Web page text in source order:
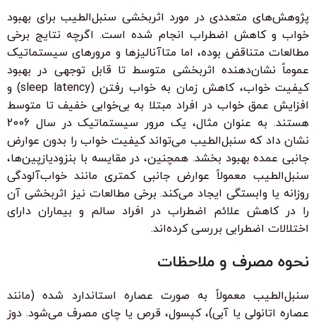
پژوهش‌های متعددی در مورد اثربخشی سنبل‌الطیب برای بهبود
خواب و کاهش اضطراب انجام شده است. اگرچه نتایج برخی
مطالعات متناقض بوده، اما متاآنالیزها و مرورهای سیستماتیک
عموماً نشان‌دهنده اثربخشی متوسط تا قابل توجهی در بهبود
کیفیت خواب، کاهش زمان به خواب رفتن (sleep latency) و
افزایش عمق خواب در افراد مبتلا به بی‌خوابی خفیف تا متوسط
هستند. به عنوان مثال، یک مرور سیستماتیک در سال 2006
نشان داد که سنبل‌الطیب می‌تواند کیفیت خواب را بدون عوارض
جانبی عمده بهبود بخشد. همچنین، در مقایسه با بنزودیازپین‌ها،
سنبل‌الطیب معمولاً عوارض جانبی کمتری مانند خواب‌آلودگی
روزانه یا وابستگی ایجاد می‌کند. برخی مطالعات نیز اثربخشی آن
را در کاهش علائم اضطراب در افراد سالم و بیماران دارای
اختلالات اضطرابی بررسی کرده‌اند.
نحوه مصرف و ملاحظات
سنبل‌الطیب معمولاً به صورت عصاره استاندارد شده (مانند
عصاره اتانولی یا آبی)، کپسول، قرص یا چای مصرف می‌شود. دوز